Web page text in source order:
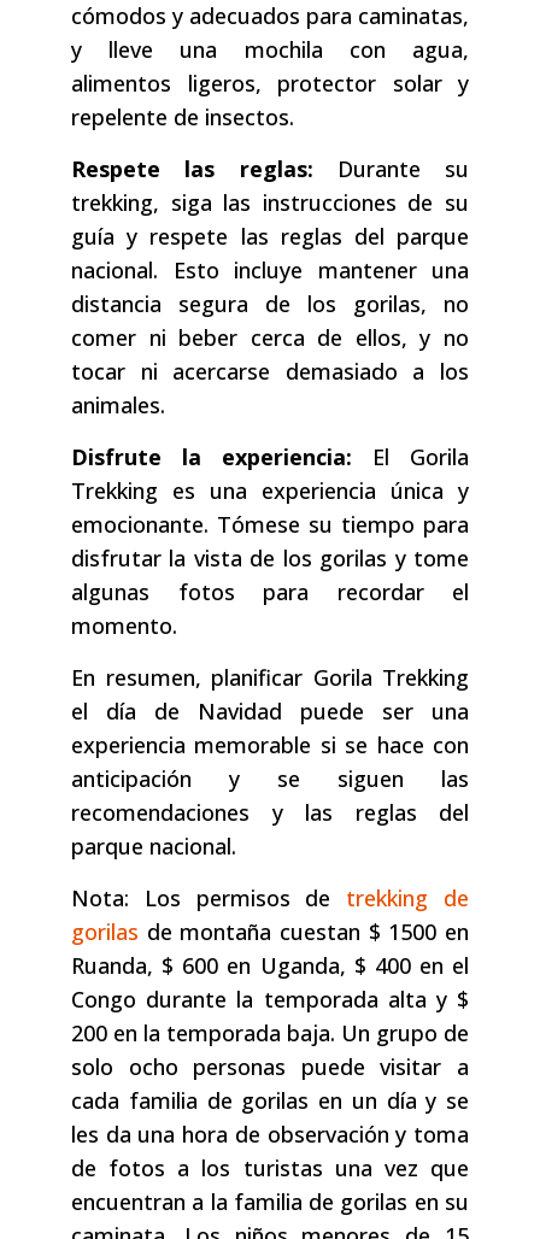
cómodos y adecuados para caminatas,
y lleve una mochila con agua,
alimentos ligeros, protector solar y
repelente de insectos.
Respete las reglas: Durante su
trekking, siga las instrucciones de su
guía y respete las reglas del parque
nacional. Esto incluye mantener una
distancia segura de los gorilas, no
comer ni beber cerca de ellos, y no
tocar ni acercarse demasiado a los
animales.
Disfrute la experiencia: El Gorila
Trekking es una experiencia única y
emocionante. Tómese su tiempo para
disfrutar la vista de los gorilas y tome
algunas fotos para recordar el
momento.
En resumen, planificar Gorila Trekking
el día de Navidad puede ser una
experiencia memorable si se hace con
anticipación y se siguen las
recomendaciones y las reglas del
parque nacional.
Nota: Los permisos de trekking de
gorilas de montaña cuestan $ 1500 en
Ruanda, $ 600 en Uganda, $ 400 en el
Congo durante la temporada alta y $
200 en la temporada baja. Un grupo de
solo ocho personas puede visitar a
cada familia de gorilas en un día y se
les da una hora de observación y toma
de fotos a los turistas una vez que
encuentran a la familia de gorilas en su